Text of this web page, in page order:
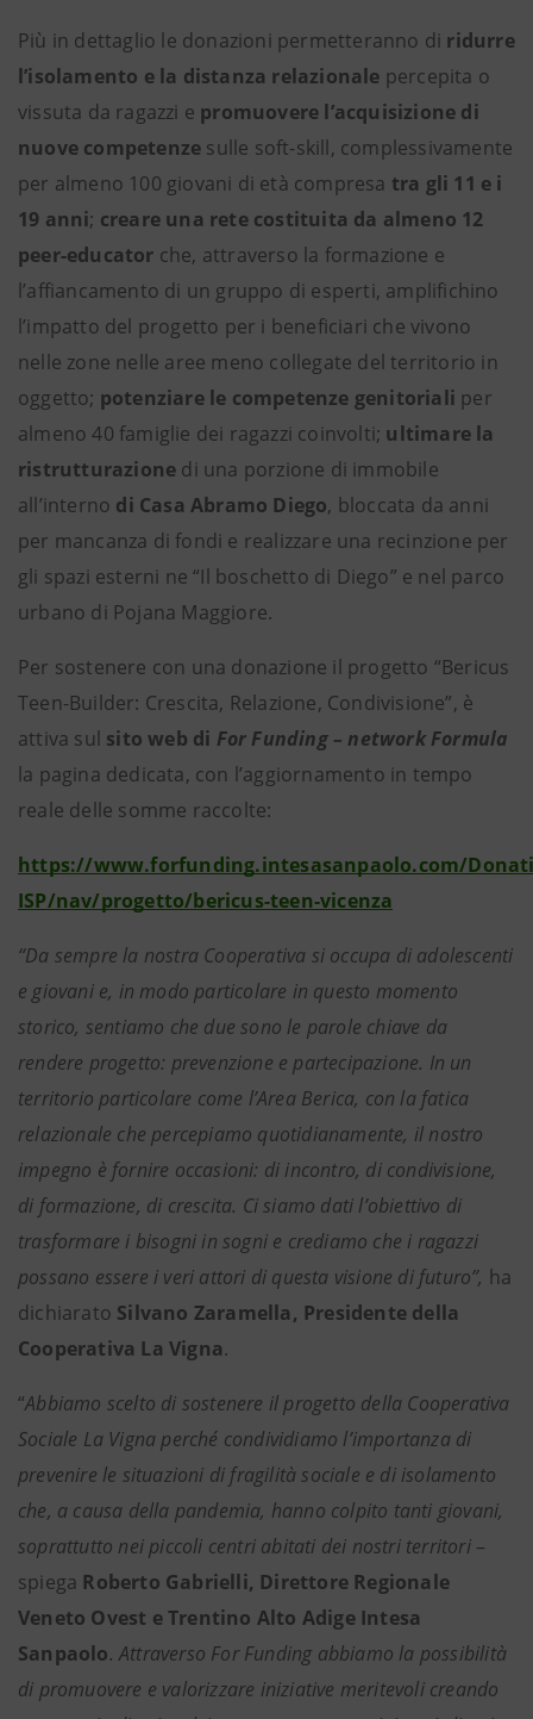
Più in dettaglio le donazioni permetteranno di ridurre
l’isolamento e la distanza relazionale percepita o
vissuta da ragazzi e promuovere l’acquisizione di
nuove competenze sulle soft-skill, complessivamente
per almeno 100 giovani di età compresa tra gli 11 e i
19 anni; creare una rete costituita da almeno 12
peer-educator che, attraverso la formazione e
l’affiancamento di un gruppo di esperti, amplifichino
l’impatto del progetto per i beneficiari che vivono
nelle zone nelle aree meno collegate del territorio in
oggetto; potenziare le competenze genitoriali per
almeno 40 famiglie dei ragazzi coinvolti; ultimare la
ristrutturazione di una porzione di immobile
all’interno di Casa Abramo Diego, bloccata da anni
per mancanza di fondi e realizzare una recinzione per
gli spazi esterni ne “Il boschetto di Diego” e nel parco
urbano di Pojana Maggiore.
Per sostenere con una donazione il progetto “Bericus
Teen-Builder: Crescita, Relazione, Condivisione”, è
attiva sul sito web di For Funding – network Formula
la pagina dedicata, con l’aggiornamento in tempo
reale delle somme raccolte:
https://www.forfunding.intesasanpaolo.com/
ISP/nav/progetto/bericus-teen-vicenza
“Da sempre la nostra Cooperativa si occupa di adolescenti
e giovani e, in modo particolare in questo momento
storico, sentiamo che due sono le parole chiave da
rendere progetto: prevenzione e partecipazione. In un
territorio particolare come l’Area Berica, con la fatica
relazionale che percepiamo quotidianamente, il nostro
impegno è fornire occasioni: di incontro, di condivisione,
di formazione, di crescita. Ci siamo dati l’obiettivo di
trasformare i bisogni in sogni e crediamo che i ragazzi
possano essere i veri attori di questa visione di futuro”, ha
dichiarato Silvano Zaramella, Presidente della
Cooperativa La Vigna.
“Abbiamo scelto di sostenere il progetto della Cooperativa
Sociale La Vigna perché condividiamo l’importanza di
prevenire le situazioni di fragilità sociale e di isolamento
che, a causa della pandemia, hanno colpito tanti giovani,
soprattutto nei piccoli centri abitati dei nostri territori –
spiega Roberto Gabrielli, Direttore Regionale
Veneto Ovest e Trentino Alto Adige Intesa
Sanpaolo. Attraverso For Funding abbiamo la possibilità
di promuovere e valorizzare iniziative meritevoli creando